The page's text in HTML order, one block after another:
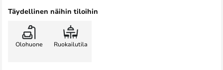
Täydellinen näihin tiloihin
Olohuone Ruokailutila